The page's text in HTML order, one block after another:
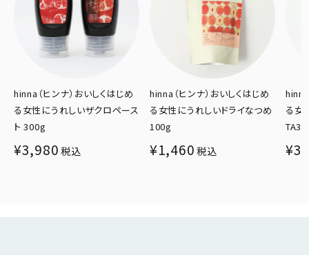
hinna（ヒンナ）おいしくはじめ
る女性にうれしいドライなつめ
100g
¥1,460 税込
hinna（ヒンナ）おいしくはじめ
る女性にうれしいジャラハニー
TA35＋ 200g
¥3,240 税込
hinna
るう
¥